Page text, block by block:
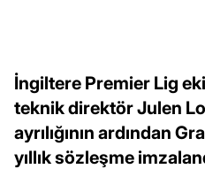
İngiltere Premier Lig
teknik direktör Julen
ayrılığının ardından
yıllık sözleşme